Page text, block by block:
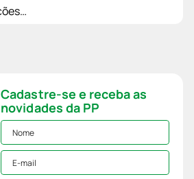
Cadastre-se e receba as
novidades da PP